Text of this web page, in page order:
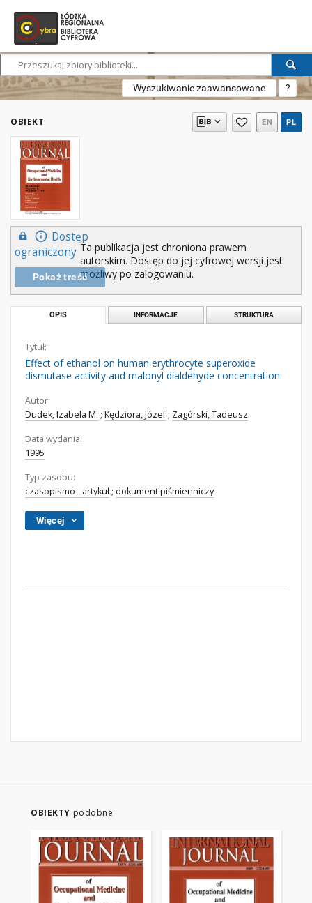
Wyszukiwanie zaawansowane ?
OBIEKT EN PL
Dostęp
ograniczony
Pokaż treść
Ta publikacja jest chroniona prawem
autorskim. Dostęp do jej cyfrowej wersji jest
możliwy po zalogowaniu.
OPIS INFORMACJE STRUKTURA
Tytuł:
Effect of ethanol on human erythrocyte superoxide
dismutase activity and malonyl dialdehyde concentration
Autor:
Dudek, Izabela M. ; Kędziora, Józef; Zagórski, Tadeusz
Data wydania:
1995
Typ zasobu:
czasopismo - artykuł ; dokument piśmienniczy
Więcej
OBIEKTY podobne